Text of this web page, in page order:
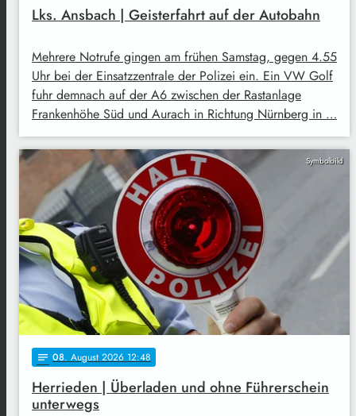
Lks. Ansbach | Geisterfahrt auf der Autobahn
Mehrere Notrufe gingen am frühen Samstag, gegen 4.55
Uhr bei der Einsatzzentrale der Polizei ein. Ein VW Golf
fuhr demnach auf der A6 zwischen der Rastanlage
Frankenhöhe Süd und Aurach in Richtung Nürnberg in …
Symbolbild
notes 08. August 2026 12:48
Herrieden | Überladen und ohne Führerschein
unterwegs